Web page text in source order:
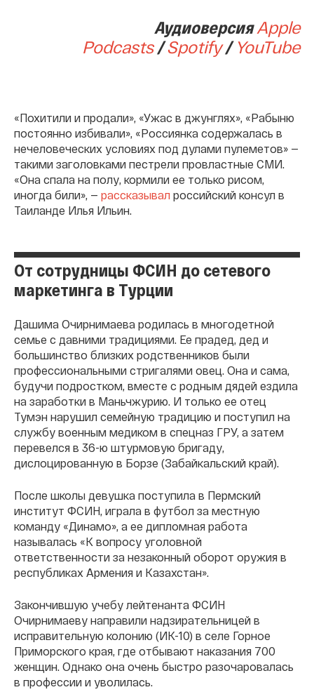
АудиоверсияApple
Podcasts/Spotify / YouTube
«Похитили и продали», «Ужас в джунглях», «Рабыню
постоянно избивали», «Россиянка содержалась в
нечеловеческих условиях под дулами пулеметов» —
такими заголовками пестрели провластные СМИ.
«Она спала на полу, кормили ее только рисом,
иногда били», — рассказывал российский консул в
Таиланде Илья Ильин.
От сотрудницы ФСИН до сетевого
маркетинга в Турции
Дашима Очирнимаева родилась в многодетной
семье с давними традициями. Ее прадед, дед и
большинство близких родственников были
профессиональными стригалями овец. Она и сама,
будучи подростком, вместе с родным дядей ездила
на заработки в Маньчжурию. И только ее отец
Тумэн нарушил семейную традицию и поступил на
службу военным медиком в спецназ ГРУ, а затем
перевелся в 36-ю штурмовую бригаду,
дислоцированную в Борзе (Забайкальский край).
После школы девушка поступила в Пермский
институт ФСИН, играла в футбол за местную
команду «Динамо», а ее дипломная работа
называлась «К вопросу уголовной
ответственности за незаконный оборот оружия в
республиках Армения и Казахстан».
Закончившую учебу лейтенанта ФСИН
Очирнимаеву направили надзирательницей в
исправительную колонию (ИК-10) в селе Горное
Приморского края, где отбывают наказания 700
женщин. Однако она очень быстро разочаровалась
в профессии и уволилась.